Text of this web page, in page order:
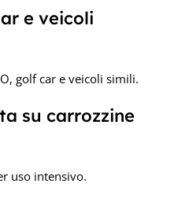
e veicoli
golf car e veicoli simili.
su carrozzine
uso intensivo.